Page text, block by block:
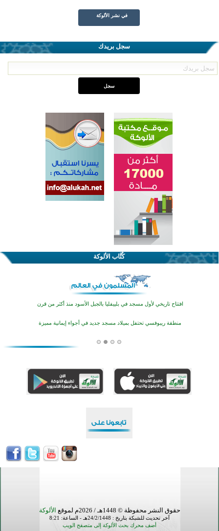
في نشر الألوكة
سجل بريدك
كُتَّاب الألوكة
اختتام الدورة التاسعة لمسابقة حفظ وتلاوة القرآن الكريم في أزناكاييف
تيسليتش تختتم برنامجا تعليميا لتعزيز القيم وبناء الشخصية للشباب المسلمين
اختتام منافسات قرآنية متميزة في بنغلاديش بمشاركة 3000 متسابق
افتتاح تاريخي لأول مسجد في بلييفليا بالجبل الأسود منذ أكثر من قرن
منطقة ريبوفسي تحتفل بميلاد مسجد جديد في أجواء إيمانية مميزة
أكبر مشروع إسلامي في ريف أستراليا يفتتح أبوابه بعد سنوات من العمل والعطاء
اختتام الدورة التاسعة لمسابقة حفظ وتلاوة القرآن الكريم في أزناكاييف
حقوق النشر محفوظة © 1448هـ / 2026م لموقع الألوكة
آخر تحديث للشبكة بتاريخ : 24/2/1448هـ - الساعة: 8:21
أضف محرك بحث الألوكة إلى متصفح الويب